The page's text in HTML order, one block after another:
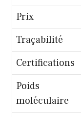
Prix
Traçabilité
Certifications
Poids
moléculaire